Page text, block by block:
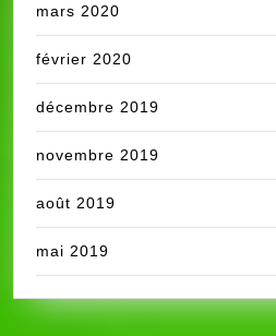
mars 2020
février 2020
décembre 2019
novembre 2019
août 2019
mai 2019